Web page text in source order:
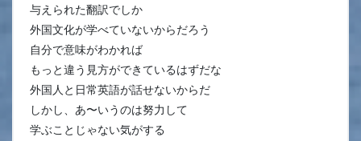
与えられた翻訳でしか
外国文化が学べていないからだろう
自分で意味がわかれば
もっと違う見方ができているはずだな
外国人と日常英語が話せないからだ
しかし、あ〜いうのは努力して
学ぶことじゃない気がする